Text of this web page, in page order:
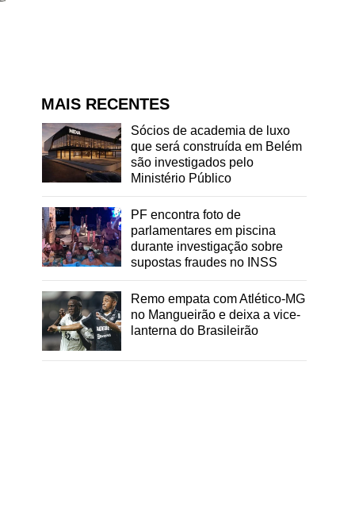
MAIS RECENTES
Sócios de academia de luxo
que será construída em Belém
são investigados pelo
Ministério Público
PF encontra foto de
parlamentares em piscina
durante investigação sobre
supostas fraudes no INSS
Remo empata com Atlético-MG
no Mangueirão e deixa a vice-
lanterna do Brasileirão